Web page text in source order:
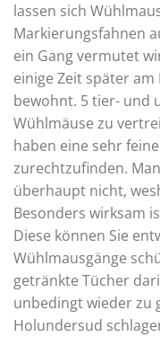
lassen sich
Markierungsfahnen
ein Gang vermutet
einige Zeit später
bewohnt. 5 tier- und
Wühlmäuse zu
haben eine sehr
zurechtzufinden.
überhaupt nicht,
Besonders wirksam
Diese können Sie
Wühlmausgänge
getränkte Tücher
unbedingt wieder zu
Holundersud